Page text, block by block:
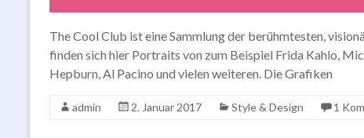
The Cool Club ist eine Sammlung der berühmtesten,
finden sich hier Portraits von zum Beispiel Frida Kahlo,
Hepburn, Al Pacino und vielen weiteren. Die Grafiken
admin 2. Januar 2017 Style & Design 1